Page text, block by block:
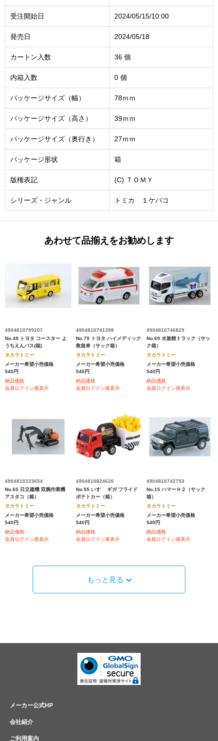
受注開始日 2024/05/15/10:00
発売日 2024/05/18
カートン入数 36 個
内箱入数 0 個
パッケージサイズ（幅） 78ｍｍ
パッケージサイズ（高さ） 39ｍｍ
パッケージサイズ（奥行き） 27ｍｍ
パッケージ形状 箱
版権表記 (C) ＴＯＭＹ
シリーズ・ジャンル トミカ １ケバコ
あわせて品揃えをお勧めします
4904810799207
No.49 トヨタ コースター よ
うちえんバス(箱)
タカラトミー
メーカー希望小売価格
540円
納品価格
会員ログイン後表示
4904810741398
No.79 トヨタ ハイメディック
救急車（サック箱）
タカラトミー
メーカー希望小売価格
540円
納品価格
会員ログイン後表示
4904810746829
No.69 水族館トラック（サッ
ク箱）
タカラトミー
メーカー希望小売価格
540円
納品価格
会員ログイン後表示
4904810333654
No.65 日立建機 双腕作業機
アスタコ（箱）
タカラトミー
メーカー希望小売価格
540円
納品価格
会員ログイン後表示
4904810824626
No.55 いすゞ ギガ フライド
ポテトカー（箱）
タカラトミー
メーカー希望小売価格
540円
納品価格
会員ログイン後表示
4904810742753
No.15 ハマーＨ２（サック
箱）
タカラトミー
メーカー希望小売価格
540円
納品価格
会員ログイン後表示
もっと見る
メーカー公式HP
会社紹介
ご利用案内